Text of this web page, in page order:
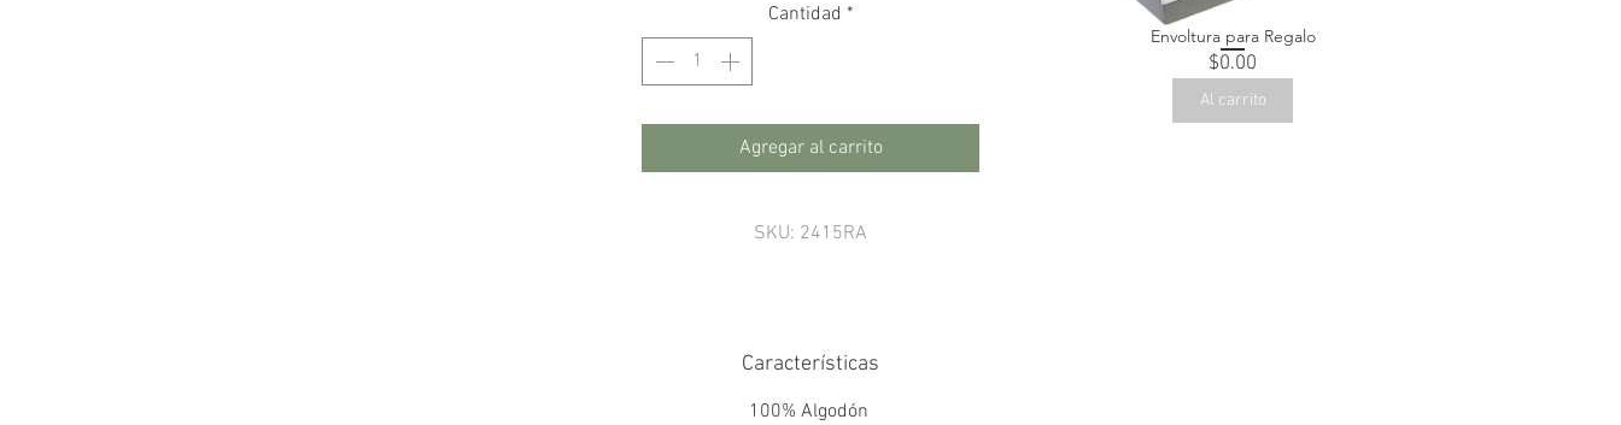
Cantidad *
Agregar al carrito
SKU: 2415RA
Características
100% Algodón
Envoltura para Regalo
$0.00
Al carrito